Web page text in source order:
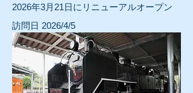
2026年3月21日にリニューアルオープン
訪問日 2026/4/5